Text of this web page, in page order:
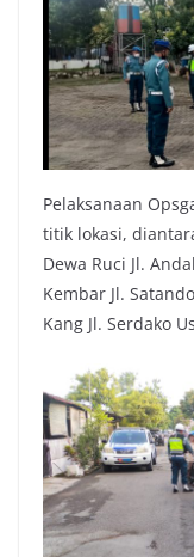
Pelaksanaan
titik lokasi,
Dewa Ruci Jl.
Kembar Jl.
Kang Jl. Serdako